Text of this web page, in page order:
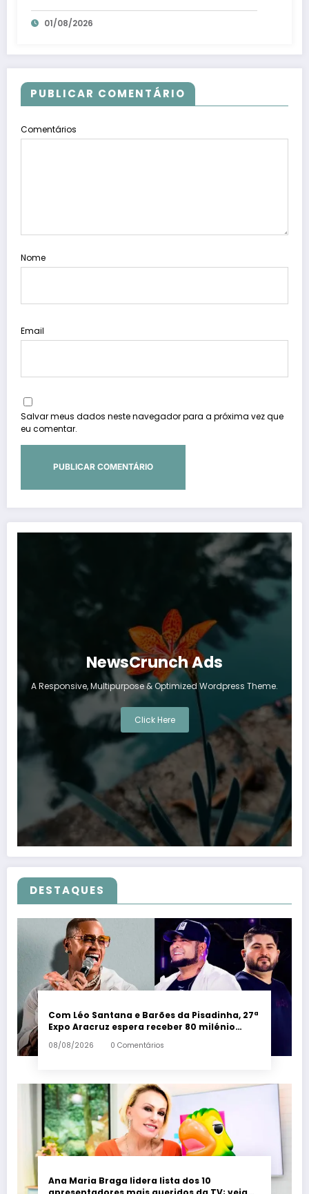
litros de suco em Santa Teresa – Em
Dia ES
01/08/2026
PUBLICAR COMENTÁRIO
Comentários
Nome
Email
Salvar meus dados neste navegador para a próxima vez que
eu comentar.
NewsCrunch Ads
A Responsive, Multipurpose & Optimized Wordpress Theme.
Click Here
DESTAQUES
Com Léo Santana e Barões da Pisadinha, 27ª
Expo Aracruz espera receber 80 milénio
visitantes por dia – Em Dia ES
08/08/2026 0 Comentários
Ana Maria Braga lidera lista dos 10